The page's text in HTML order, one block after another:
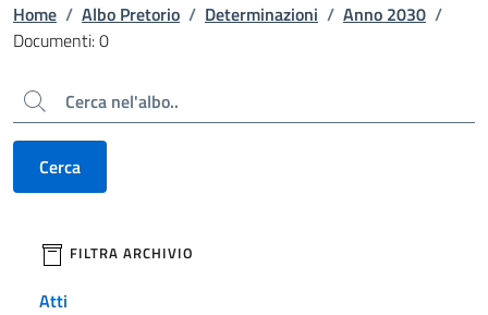
Home / Albo Pretorio / Determinazioni / Anno 2030 /
Documenti: 0
Cerca
Cerca
filtri da applicare
FILTRA ARCHIVIO
Atti